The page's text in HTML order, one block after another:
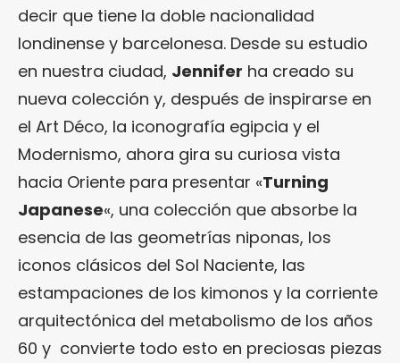
decir que tiene la doble nacionalidad
londinense y barcelonesa. Desde su estudio
en nuestra ciudad, Jennifer ha creado su
nueva colección y, después de inspirarse en
el Art Déco, la iconografía egipcia y el
Modernismo, ahora gira su curiosa vista
hacia Oriente para presentar «Turning
Japanese«, una colección que absorbe la
esencia de las geometrías niponas, los
iconos clásicos del Sol Naciente, las
estampaciones de los kimonos y la corriente
arquitectónica del metabolismo de los años
60 y convierte todo esto en preciosas piezas